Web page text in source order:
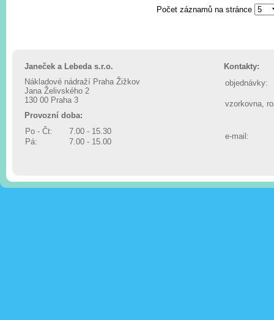
Počet záznamů na stránce
Janeček a Lebeda s.r.o.
Nákladové nádraží Praha Žižkov
Jana Želivského 2
130 00 Praha 3
Provozní doba:
Po - Čt:
7.00 - 15.30
Pá:
7.00 - 15.00
Kontakty:
objednávky:
vzorkovna,
e-mail: